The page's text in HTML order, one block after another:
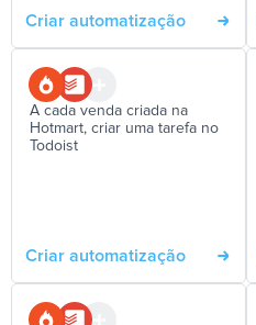
Criar automatização
A cada venda criada na
Hotmart, criar uma tarefa no
Todoist
Criar automatização